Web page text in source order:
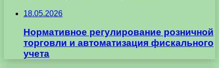
18.05.2026
Нормативное регулирование розничной
торговли и автоматизация фискального
учета